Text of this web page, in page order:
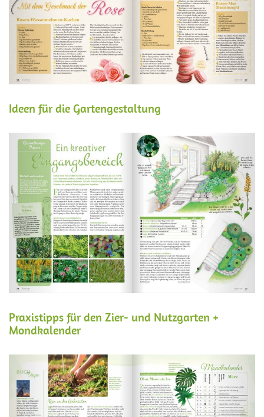
Ideen für die Gartengestaltung
Praxistipps für den Zier- und Nutzgarten +
Mondkalender